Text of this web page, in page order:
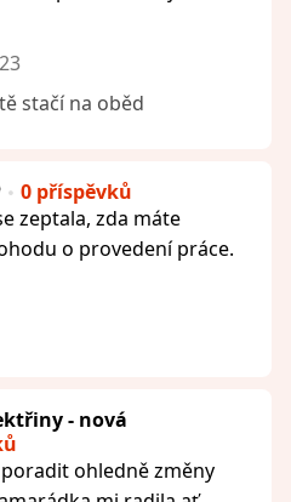
stačí na oběd
0 příspěvků
zeptala, zda máte
o provedení práce.
- nová
ohledně změny